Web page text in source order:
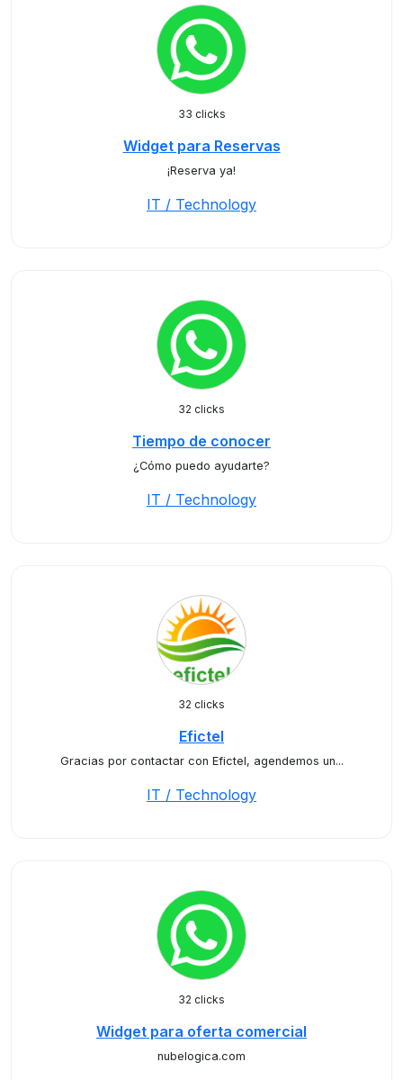
33 clicks
Widget para Reservas
¡Reserva ya!
IT / Technology
32 clicks
Tiempo de conocer
¿Cómo puedo ayudarte?
IT / Technology
32 clicks
Efictel
Gracias por contactar con Efictel, agendemos un...
IT / Technology
32 clicks
Widget para oferta comercial
nubelogica.com